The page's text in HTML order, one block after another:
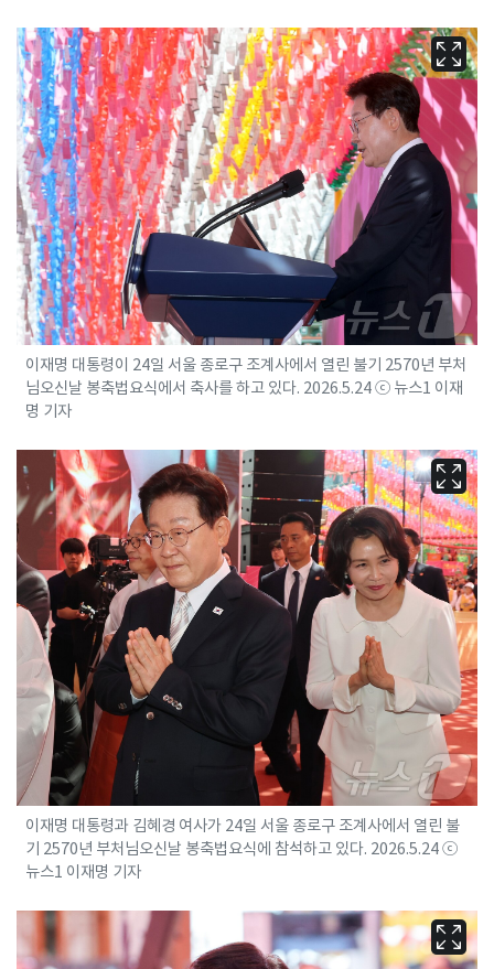
이재명 대통령이 24일 서울 종로구 조계사에서 열린 불기 2570년 부처
님오신날 봉축법요식에서 축사를 하고 있다. 2026.5.24 ⓒ 뉴스1 이재
명 기자
이재명 대통령과 김혜경 여사가 24일 서울 종로구 조계사에서 열린 불
기 2570년 부처님오신날 봉축법요식에 참석하고 있다. 2026.5.24 ⓒ
뉴스1 이재명 기자